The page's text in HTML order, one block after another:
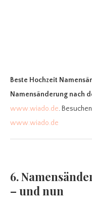
Beste Hochzeit
Namensänderung nach
www.wiado.de.
www.wiado.de
6.
– und nun